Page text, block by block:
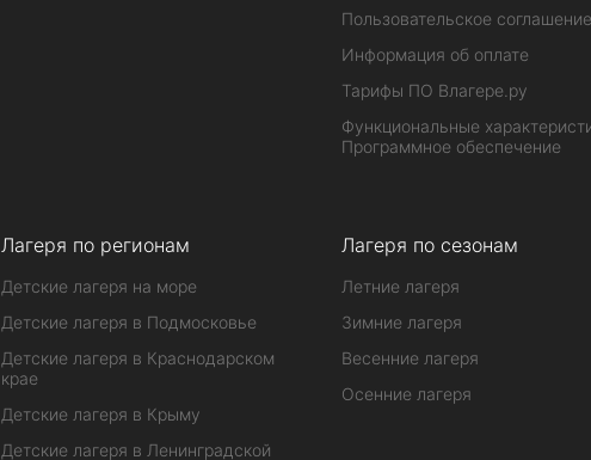
Пользовательское соглашение
Информация об оплате
Тарифы ПО Влагере.ру
Функциональные
Программное обеспечение
Лагеря по регионам
Детские лагеря на море
Детские лагеря в Подмосковье
Детские лагеря в Краснодарском
крае
Детские лагеря в Крыму
Детские лагеря в Ленинградской
Лагеря по сезонам
Летние лагеря
Зимние лагеря
Весенние лагеря
Осенние лагеря